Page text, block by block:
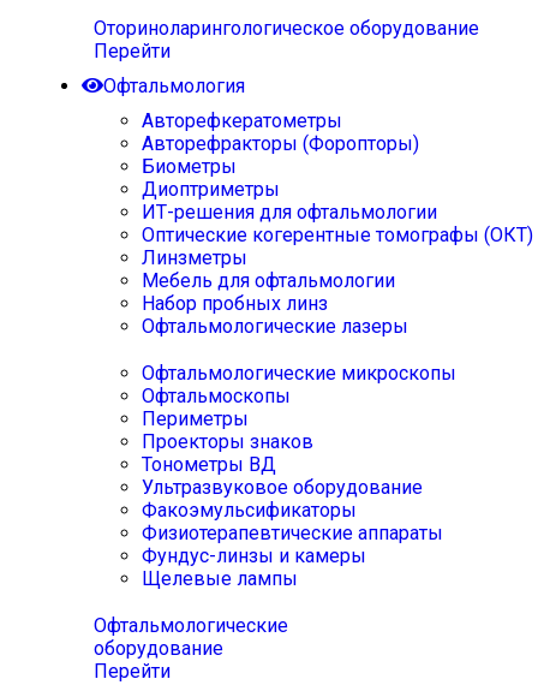
Оториноларингологическое оборудование
Перейти
Офтальмология
Авторефкератометры
Авторефракторы (Форопторы)
Биометры
Диоптриметры
ИТ-решения для офтальмологии
Оптические когерентные томографы (ОКТ)
Линзметры
Мебель для офтальмологии
Набор пробных линз
Офтальмологические лазеры
Офтальмологические микроскопы
Офтальмоскопы
Периметры
Проекторы знаков
Тонометры ВД
Ультразвуковое оборудование
Факоэмульсификаторы
Физиотерапевтические аппараты
Фундус-линзы и камеры
Щелевые лампы
Офтальмологические
оборудование
Перейти